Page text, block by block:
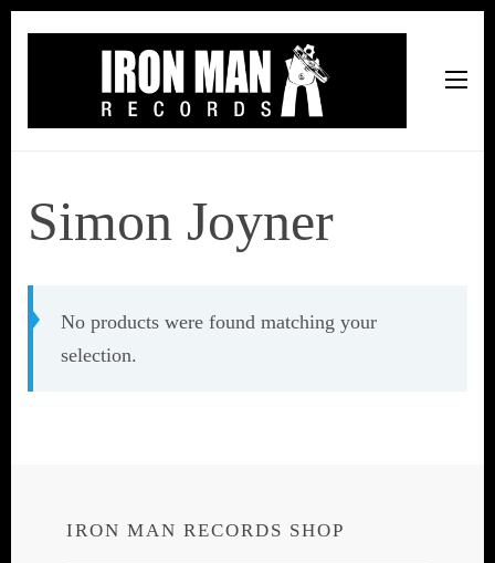
Simon Joyner
No products were found matching your
selection.
IRON MAN RECORDS SHOP